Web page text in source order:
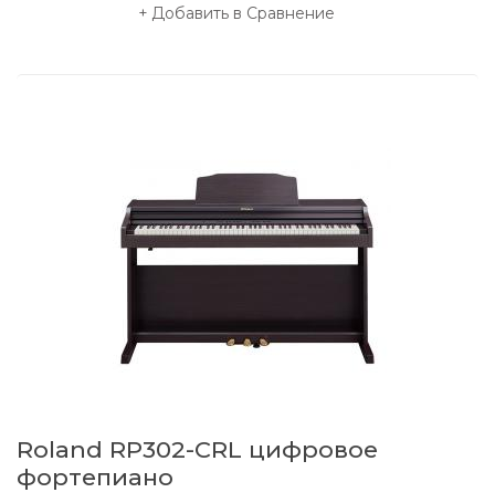
Добавить в Сравнение
Roland RP302-CRL цифровое
фортепиано